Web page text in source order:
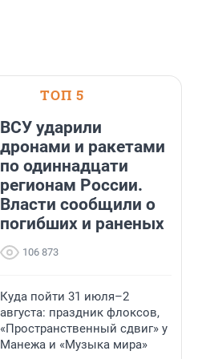
— микрорайон
профессионального конкурса
организация 2025 года»
ТОП 5
ВСУ ударили
дронами и ракетами
по одиннадцати
регионам России.
Власти сообщили о
погибших и раненых
106 873
Куда пойти 31 июля–2
августа: праздник флоксов,
«Пространственный сдвиг» у
Манежа и «Музыка мира»